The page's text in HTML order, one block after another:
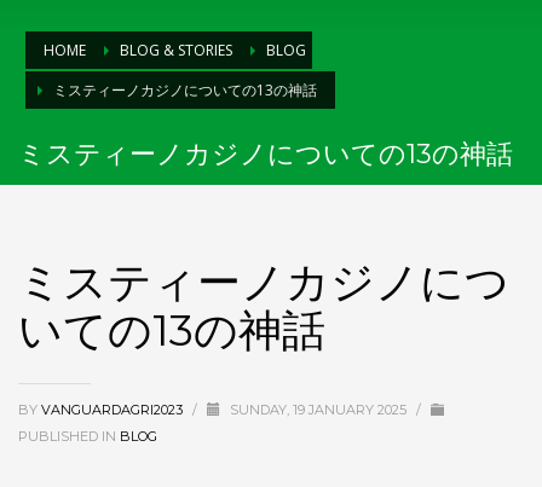
HOME BLOG & STORIES
BLOG
ミスティーノカジノについての13の神話
ミスティーノカジノについての13の神話
ミスティーノカジノにつ
いての13の神話
BY VANGUARDAGRI2023 / SUNDAY, 19 JANUARY 2025 /
PUBLISHED IN BLOG